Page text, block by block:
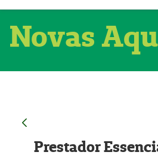
Novas
Prestador